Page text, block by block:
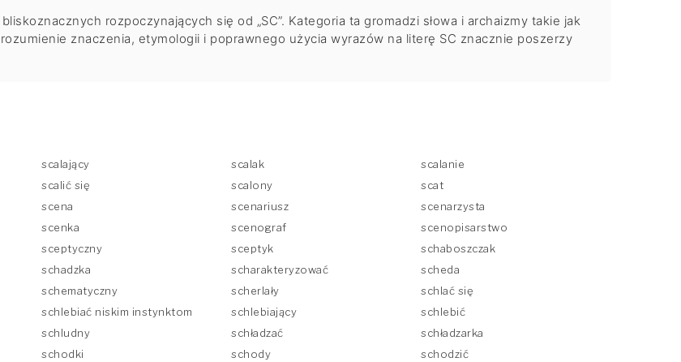
rozpoczynających się od „SC”. Kategoria ta gromadzi słowa i archaizmy takie jak
znaczenia, etymologii i poprawnego użycia wyrazów na literę SC znacznie poszerzy
scalający scalak
scalanie
scalić się scalony
scat
scena scenariusz
scenarzysta
scenka scenograf
scenopisarstwo
sceptyczny sceptyk
schaboszczak
schadzka scharakteryzować
scheda
schematyczny scherlały
schlać się
schlebiać niskim instynktom schlebiający
schlebić
schludny schładzać
schładzarka
schodki schody
schodzić